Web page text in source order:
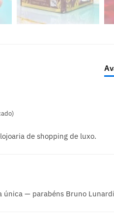
de shopping de luxo.
única — parabéns Bruno